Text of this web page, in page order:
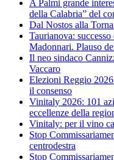
A Palmi grande
della Calabria” del
Dal Nostos alla
Taurianova:
Madonnari. Plauso
Il neo sindaco
Vaccaro
Elezioni Reggio
il consenso
Vinitaly 2026: 101
eccellenze della
Vinitaly: per il vino
Stop
centrodestra
Stop